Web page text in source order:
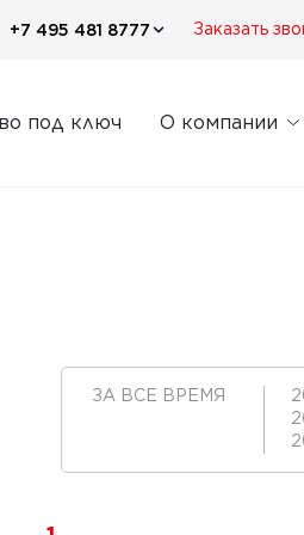
+7 495 481 8777 Заказать
под ключ О компании
ЗА ВСЕ ВРЕМЯ